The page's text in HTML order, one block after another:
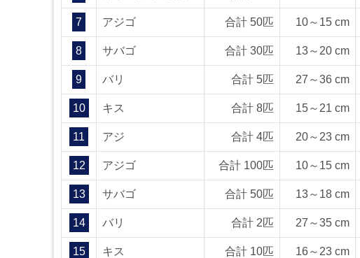
7 アジゴ 合計 50匹 10～15 cm
8 サバゴ 合計 30匹 13～20 cm
9 バリ 合計 5匹 27～36 cm
10 キス 合計 8匹 15～21 cm
11 アジ 合計 4匹 20～23 cm
12 アジゴ 合計 100匹 10～15 cm
13 サバゴ 合計 50匹 13～18 cm
14 バリ 合計 2匹 27～35 cm
15 キス 合計 10匹 16～23 cm